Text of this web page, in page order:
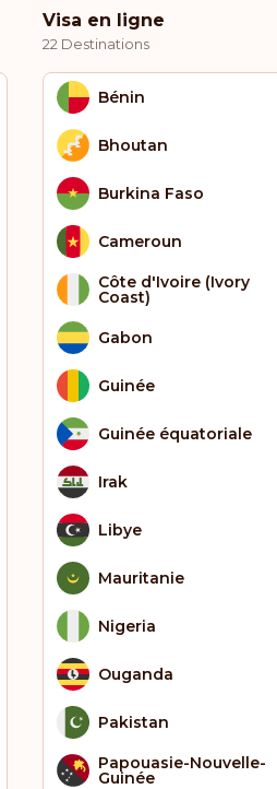
Visa en ligne
22 Destinations
Bénin
Bhoutan
Burkina Faso
Cameroun
Côte d'Ivoire (Ivory
Coast)
Gabon
Guinée
Guinée équatoriale
Irak
Libye
Mauritanie
Nigeria
Ouganda
Pakistan
Papouasie-Nouvelle-
Guinée